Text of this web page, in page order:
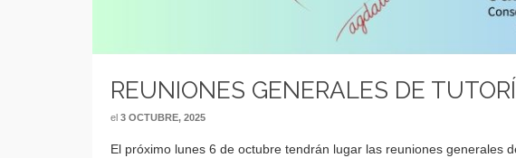
REUNIONES GENERALES DE
el 3 OCTUBRE, 2025
El próximo lunes 6 de octubre tendrán lugar las reuniones generales